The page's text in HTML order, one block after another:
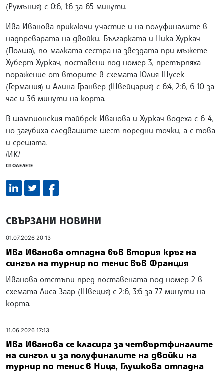
(Румъния) с 0:6, 1:6 за 65 минути.
Ива Иванова приключи участие и на полуфиналите в
надпреварата на двойки. Българката и Ника Хуркач
(Полша), по-малката сестра на звездата при мъжете
Хуберт Хуркач, поставени под номер 3, претърпяха
поражение от вторите в схемата Юлия Щусек
(Германия) и Алина Гранвер (Швейцария) с 6:4, 2:6, 6-10 за
час и 36 минути на корта.
В шампионския тайбрек Иванова и Хуркач водеха с 6-4,
но загубиха следващите шест поредни точки, а с това
и срещата.
/ИК/
СПОДЕЛЕТЕ
СВЪРЗАНИ НОВИНИ
01.07.2026 20:13
Ива Иванова отпадна във втория кръг на
сингъл на турнир по тенис във Франция
Иванова отстъпи пред поставената под номер 2 в
схемата Лиса Заар (Швеция) с 2:6, 3:6 за 77 минути на
корта.
11.06.2026 17:13
Ива Иванова се класира за четвъртфиналите
на сингъл и за полуфиналите на двойки на
турнир по тенис в Ница, Глушкова отпадна